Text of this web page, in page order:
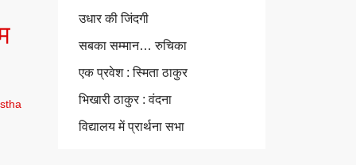
उधार की जिंदगी
सबका सम्मान… रुचिका
एक प्रवेश : स्मिता ठाकुर
भिखारी ठाकुर : वंदना
विद्यालय में प्रार्थना सभा